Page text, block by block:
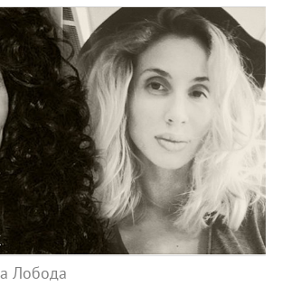
Лобода